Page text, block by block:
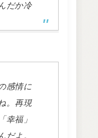
だか冷
感情に
。再現
幸福」
だよ。